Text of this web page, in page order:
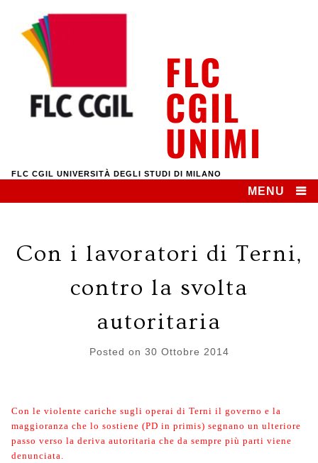
content
FLC
CGIL
UNIMI
FLC CGIL UNIVERSITÀ DEGLI STUDI DI MILANO
MENU
Con i lavoratori di Terni,
contro la svolta
autoritaria
Posted on 30 Ottobre 2014
Con le violente cariche sugli operai di Terni il governo e la
maggioranza che lo sostiene (PD in primis) segnano un ulteriore
passo verso la deriva autoritaria che da sempre più parti viene
denunciata.